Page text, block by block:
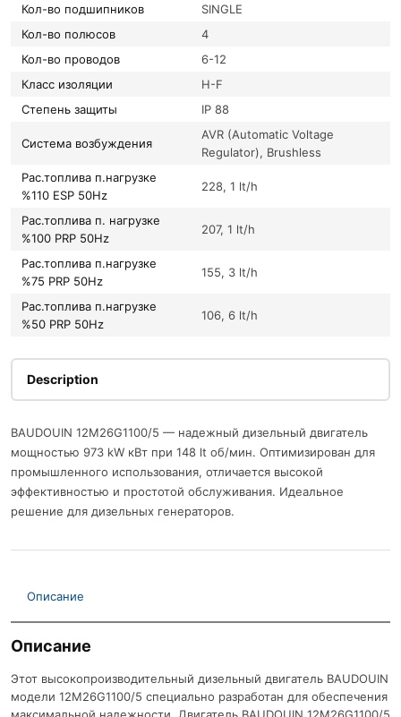
Кол-во подшипников
SINGLE
Кол-во полюсов
4
Кол-во проводов
6-12
Класс изоляции
H-F
Степень защиты
IP 88
Система возбуждения
AVR (Automatic Voltage
Regulator), Brushless
Рас.топлива п.нагрузке
%110 ESP 50Hz
228, 1 lt/h
Рас.топлива п. нагрузке
%100 PRP 50Hz
207, 1 lt/h
Рас.топлива п.нагрузке
%75 PRP 50Hz
155, 3 lt/h
Рас.топлива п.нагрузке
%50 PRP 50Hz
106, 6 lt/h
Description
BAUDOUIN 12M26G1100/5 — надежный дизельный двигатель
мощностью 973 kW кВт при 148 lt об/мин. Оптимизирован для
промышленного использования, отличается высокой
эффективностью и простотой обслуживания. Идеальное
решение для дизельных генераторов.
Описание
Описание
Этот высокопроизводительный дизельный двигатель BAUDOUIN
модели 12M26G1100/5 специально разработан для обеспечения